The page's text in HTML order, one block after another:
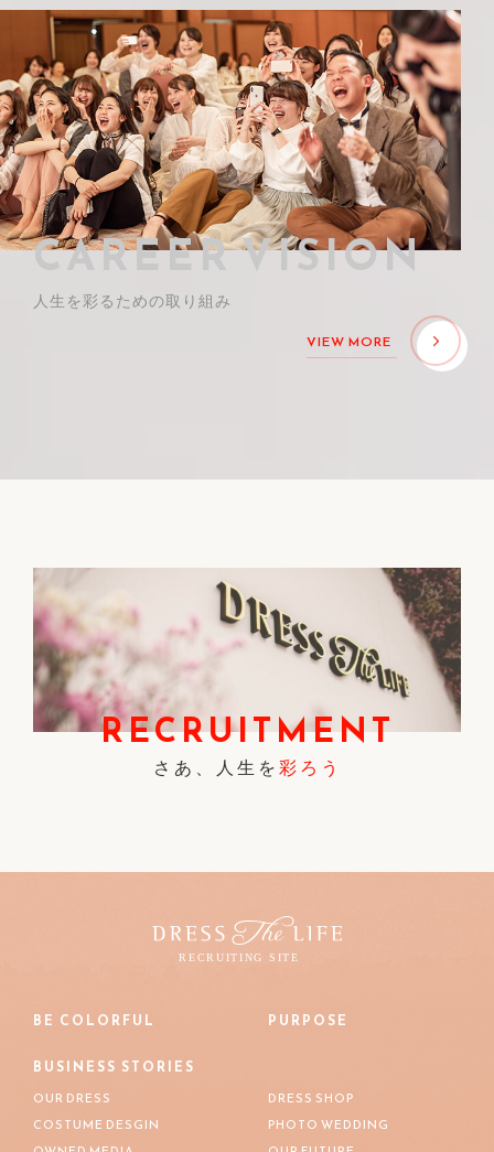
CAREER VISION
人生を彩るための取り組み
VIEW MORE
RECRUITMENT
さあ、人生を 彩ろう
BE COLORFUL PURPOSE
BUSINESS STORIES
OUR DRESS
DRESS SHOP
COSTUME DESGIN
PHOTO WEDDING